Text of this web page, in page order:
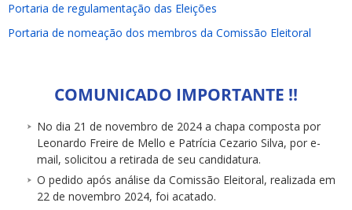
Portaria de regulamentação das Eleições
Portaria de nomeação dos membros da Comissão Eleitoral
COMUNICADO IMPORTANTE !!
No dia 21 de novembro de 2024 a chapa composta por
Leonardo Freire de Mello e Patrícia Cezario Silva, por e-
mail, solicitou a retirada de seu candidatura.
O pedido após análise da Comissão Eleitoral, realizada em
22 de novembro 2024, foi acatado.